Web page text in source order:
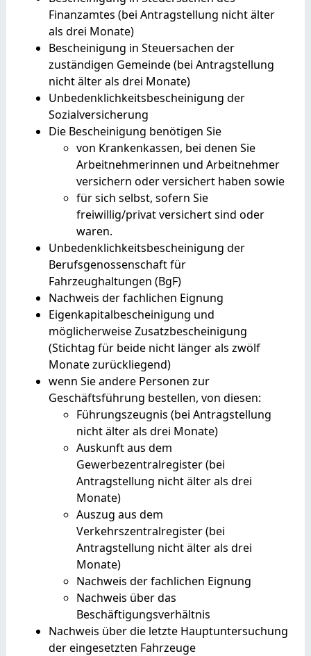
Finanzamtes (bei Antragstellung nicht älter
als drei Monate)
Bescheinigung in Steuersachen der
zuständigen Gemeinde (bei Antragstellung
nicht älter als drei Monate)
Unbedenklichkeitsbescheinigung der
Sozialversicherung
Die Bescheinigung benötigen Sie
von Krankenkassen, bei denen Sie
Arbeitnehmerinnen und Arbeitnehmer
versichern oder versichert haben sowie
für sich selbst, sofern Sie
freiwillig/privat versichert sind oder
waren.
Unbedenklichkeitsbescheinigung der
Berufsgenossenschaft für
Fahrzeughaltungen (BgF)
Nachweis der fachlichen Eignung
Eigenkapitalbescheinigung und
möglicherweise Zusatzbescheinigung
(Stichtag für beide nicht länger als zwölf
Monate zurückliegend)
wenn Sie andere Personen zur
Geschäftsführung bestellen, von diesen:
Führungszeugnis (bei Antragstellung
nicht älter als drei Monate)
Auskunft aus dem
Gewerbezentralregister (bei
Antragstellung nicht älter als drei
Monate)
Auszug aus dem
Verkehrszentralregister (bei
Antragstellung nicht älter als drei
Monate)
Nachweis der fachlichen Eignung
Nachweis über das
Beschäftigungsverhältnis
Nachweis über die letzte Hauptuntersuchung
der eingesetzten Fahrzeuge